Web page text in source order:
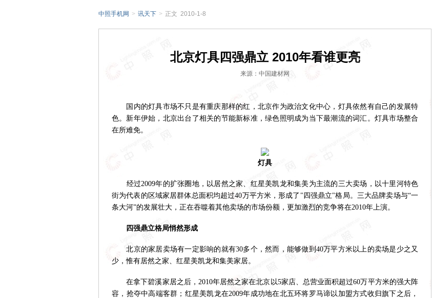
中照手机网 > 讯天下 > 正文 2010-1-8
北京灯具四强鼎立 2010年看谁更亮
来源：中国建材网
国内的灯具市场不只是有重庆那样的红，北京作为政治文化中心，灯具依然有自己的发展特
色。新年伊始，北京出台了相关的节能新标准，绿色照明成为当下最潮流的词汇。灯具市场整合
在所难免。
灯具
经过2009年的扩张圈地，以居然之家、红星美凯龙和集美为主流的三大卖场，以十里河特色
街为代表的区域家居群体总面积均超过40万平方米，形成了"四强鼎立"格局。三大品牌卖场与“一
条大河”的发展壮大，正在吞噬着其他卖场的市场份额，更加激烈的竞争将在2010年上演。
四强鼎立格局悄然形成
北京的家居卖场有一定影响的就有30多个，然而，能够做到40万平方米以上的卖场是少之又
少，惟有居然之家、红星美凯龙和集美家居。
在拿下碧溪家居之后，2010年居然之家在北京以5家店、总营业面积超过60万平方米的强大阵
容，抢夺中高端客群；红星美凯龙在2009年成功地在北五环将罗马谛以加盟方式收归旗下之后，